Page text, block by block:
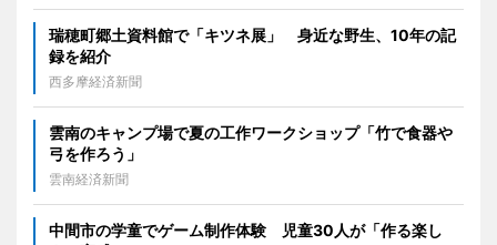
瑞穂町郷土資料館で「キツネ展」 身近な野生、10年の記
録を紹介
西多摩経済新聞
雲南のキャンプ場で夏の工作ワークショップ「竹で食器や
弓を作ろう」
雲南経済新聞
中間市の学童でゲーム制作体験 児童30人が「作る楽し